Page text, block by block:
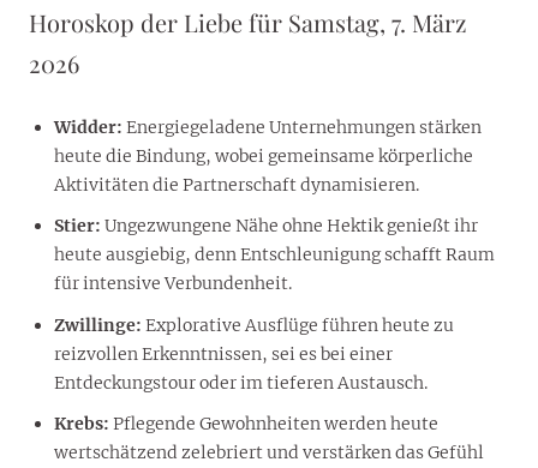
Horoskop der Liebe für Samstag, 7. März
2026
Widder: Energiegeladene Unternehmungen stärken
heute die Bindung, wobei gemeinsame körperliche
Aktivitäten die Partnerschaft dynamisieren.
Stier: Ungezwungene Nähe ohne Hektik genießt ihr
heute ausgiebig, denn Entschleunigung schafft Raum
für intensive Verbundenheit.
Zwillinge: Explorative Ausflüge führen heute zu
reizvollen Erkenntnissen, sei es bei einer
Entdeckungstour oder im tieferen Austausch.
Krebs: Pflegende Gewohnheiten werden heute
wertschätzend zelebriert und verstärken das Gefühl